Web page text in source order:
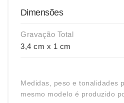
Dimensões
Gravação Total
3,4 cm x 1 cm
Medidas, peso e tonalidades
mesmo modelo é produzido